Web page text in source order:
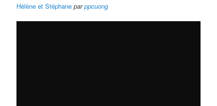
Hélène et Stéphane parppcuong